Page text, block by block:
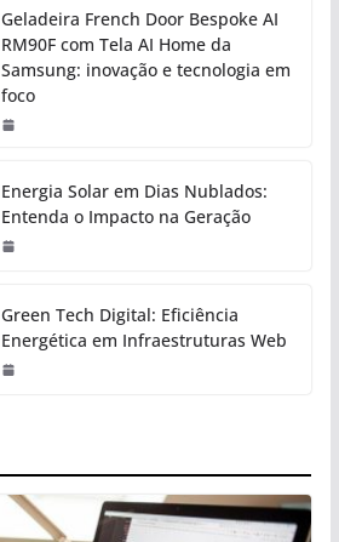
Geladeira French Door Bespoke AI
RM90F com Tela AI Home da
Samsung: inovação e tecnologia em
foco
Energia Solar em Dias Nublados:
Entenda o Impacto na Geração
Green Tech Digital: Eficiência
Energética em Infraestruturas Web